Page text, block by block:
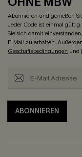
Abonnieren und genießen
Jeder Code ist einmal
Sie sich damit
E-Mail zu erhalten.
Geschäftsbedingungen und
ABONNIEREN